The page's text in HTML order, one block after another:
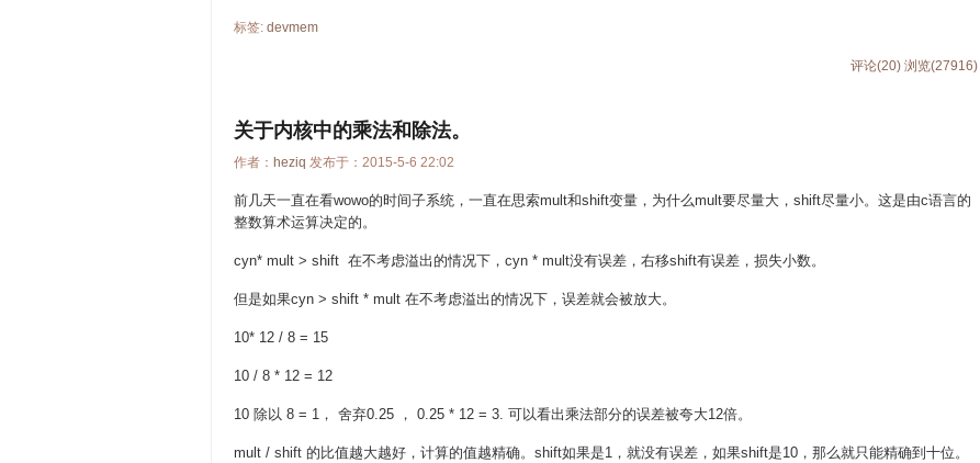
标签: devmem
评论(20) 浏览(27916)
关于内核中的乘法和除法。
作者： heziq 发布于：2015-5-6 22:02
前几天一直在看wowo的时间子系统，一直在思索mult和shift变量，为什么mult要尽量大，shift尽量小。这是由c语言的
整数算术运算决定的。
cyn* mult > shift 在不考虑溢出的情况下，cyn * mult没有误差，右移shift有误差，损失小数。
但是如果cyn > shift * mult 在不考虑溢出的情况下，误差就会被放大。
10* 12 / 8 = 15
10 / 8 * 12 = 12
10 除以 8 = 1， 舍弃0.25 ， 0.25 * 12 = 3. 可以看出乘法部分的误差被夸大12倍。
mult / shift 的比值越大越好，计算的值越精确。shift如果是1，就没有误差，如果shift是10，那么就只能精确到十位。